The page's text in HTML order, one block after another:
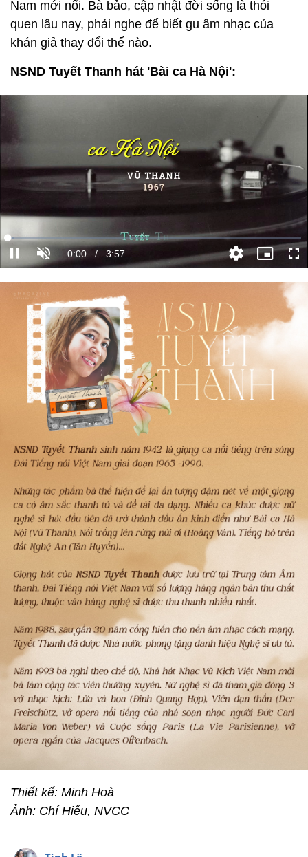
Nam mới nổi. Bà bảo, cập nhật đời sống là thói
quen lâu nay, phải nghe để biết gu âm nhạc của
khán giả thay đổi thế nào.
NSND Tuyết Thanh hát 'Bài ca Hà Nội':
Thiết kế: Minh Hoà
Ảnh: Chí Hiếu, NVCC